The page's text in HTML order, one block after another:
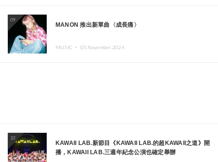
09
MANON 推出新單曲〈成長痛〉
MUSIC ・ 05.November.2024
10
KAWAII LAB.新節目《KAWAII LAB.的超KAWAII之道》開
播，KAWAII LAB.三週年紀念公演也確定舉辦